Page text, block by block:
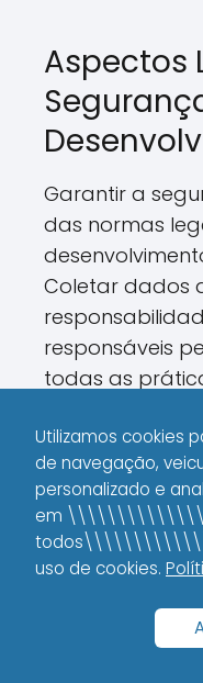
Aspectos
Garantir a
das normas
Coletar dados
responsáveis
todas as
é
Ao utilizar o
manter o
Atualizações
segurança.
segurança
Utilizamos cookies
de navegação,
personalizado e
em
uso de cookies.